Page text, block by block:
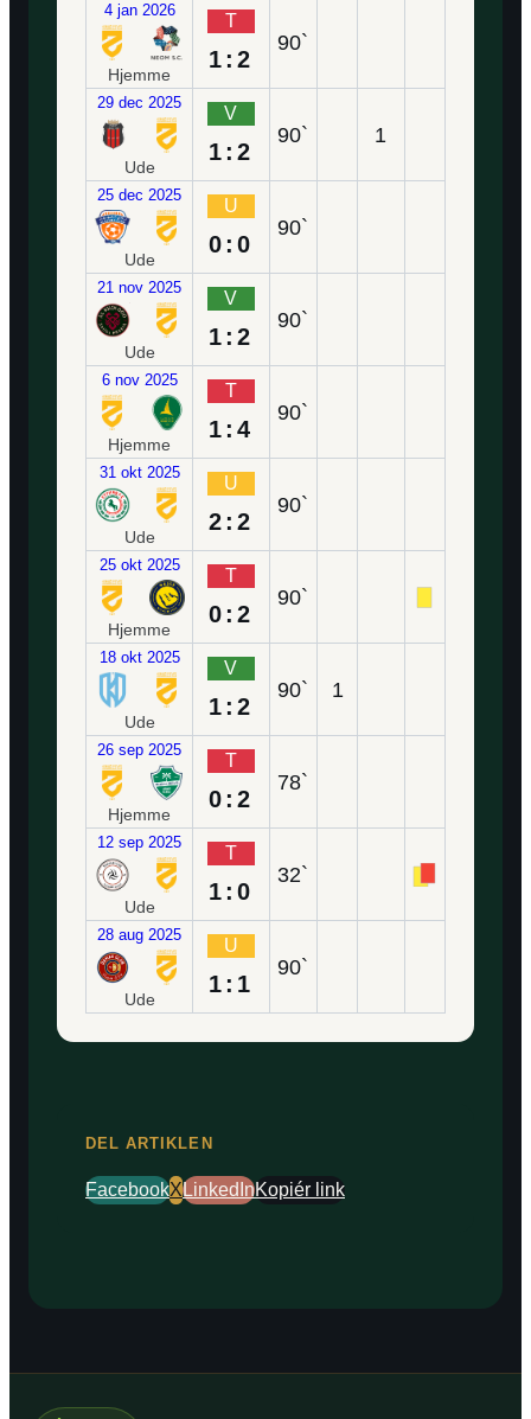
4 jan 2026
Hjemme
T
1:2
90`
29 dec 2025
Ude
V
1:2
90` 1
25 dec 2025
Ude
U
0:0
90`
21 nov 2025
Ude
V
1:2
90`
6 nov 2025
Hjemme
T
1:4
90`
31 okt 2025
Ude
U
2:2
90`
25 okt 2025
Hjemme
T
0:2
90`
18 okt 2025
Ude
V
1:2
90` 1
26 sep 2025
Hjemme
T
0:2
78`
12 sep 2025
Ude
T
1:0
32`
28 aug 2025
Ude
U
1:1
90`
DEL ARTIKLEN
FacebookXLinkedInKopiér link